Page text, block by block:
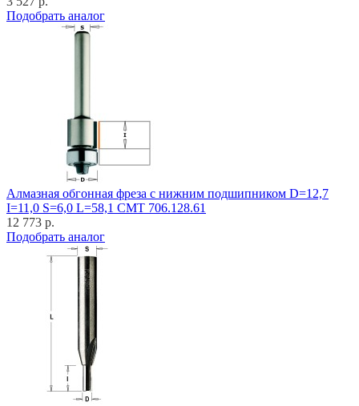
Подобрать аналог
Алмазная обгонная фреза с нижним подшипником D=12,7
I=11,0 S=6,0 L=58,1 CMT 706.128.61
12 773 р.
Подобрать аналог